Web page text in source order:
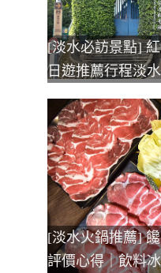
[淡水必訪景點]
日遊推薦行程淡
[淡水火鍋推薦]
評價心得｜飲料